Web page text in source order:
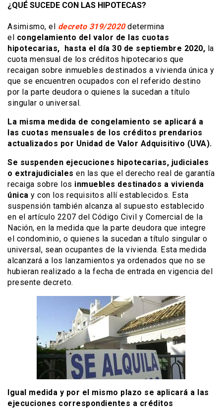
¿QUÉ SUCEDE CON LAS HIPOTECAS?
Asimismo, el decreto 319/2020 determina
el congelamiento del valor de las cuotas
hipotecarias, hasta el día 30 de septiembre 2020, la
cuota mensual de los créditos hipotecarios que
recaigan sobre inmuebles destinados a vivienda única y
que se encuentren ocupados con el referido destino
por la parte deudora o quienes la sucedan a título
singular o universal.
La misma medida de congelamiento se aplicará a
las cuotas mensuales de los créditos prendarios
actualizados por Unidad de Valor Adquisitivo (UVA).
Se suspenden ejecuciones hipotecarias, judiciales
o extrajudiciales en las que el derecho real de garantía
recaiga sobre los inmuebles destinados a vivienda
única y con los requisitos allí establecidos. Esta
suspensión también alcanza al supuesto establecido
en el artículo 2207 del Código Civil y Comercial de la
Nación, en la medida que la parte deudora que integre
el condominio, o quienes la sucedan a título singular o
universal, sean ocupantes de la vivienda. Esta medida
alcanzará a los lanzamientos ya ordenados que no se
hubieran realizado a la fecha de entrada en vigencia del
presente decreto.
Igual medida y por el mismo plazo se aplicará a las
ejecuciones correspondientes a créditos